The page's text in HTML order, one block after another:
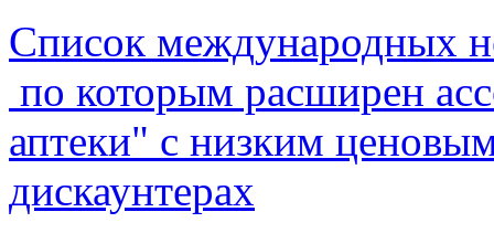
Список международных
по которым расширен
аптеки" с низким
дискаунтерах